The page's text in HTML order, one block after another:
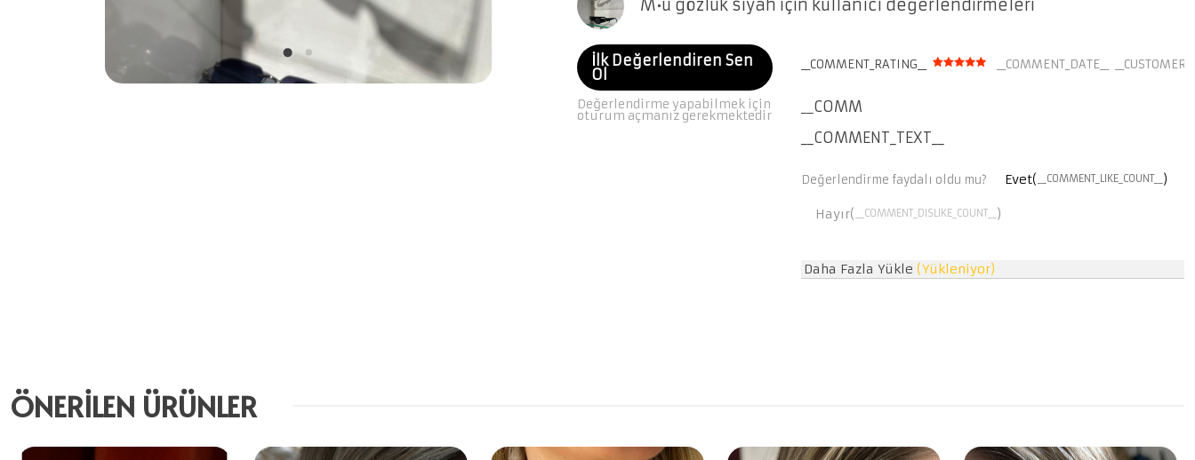
M•u gözlük siyah için kullanıcı değerlendirmeleri
İlk Değerlendiren Sen
Ol
Değerlendirme yapabilmek için
oturum açmanız gerekmektedir
__COMMENT_RATING__ __COMMENT_DATE__
__COMMENT_THUMBNAIL_IMG__
__COMMENT_TEXT__
Değerlendirme faydalı oldu mu? Evet( __COMMENT_LIKE_COUNT__ )
Hayır( __COMMENT_DISLIKE_COUNT__ )
Daha Fazla Yükle (Yükleniyor)
ÖNERİLEN ÜRÜNLER